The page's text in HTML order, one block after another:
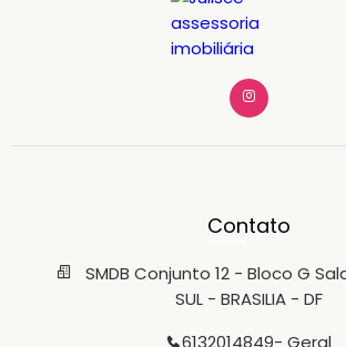
Contato
SMDB Conjunto 12 - Bloco G
SUL - BRASILIA - DF
6132014849- Geral